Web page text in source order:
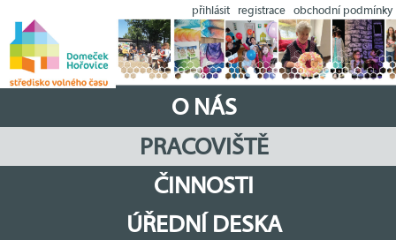
přihlásit registrace obchodní podmínky
O NÁS
PRACOVIŠTĚ
ČINNOSTI
ÚŘEDNÍ DESKA